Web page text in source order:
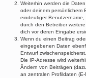
Weiterhin werden die
oder deinem persönlichem
eindeutiger
durch den Betreiber
dich vor deren Eingabe
Wenn du einen Beitrag
eingegebenen Daten
Entwurf
Die IP-Adresse wird
Ändern von Beiträgen
an zentralen Profildaten